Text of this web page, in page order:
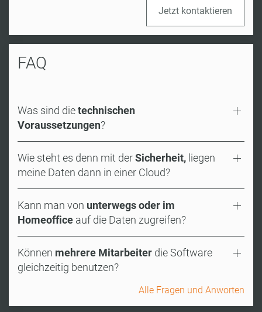
Jetzt kontaktieren
FAQ
Was sind dietechnischen
Voraussetzungen?
Wie steht es denn mit derSicherheit, liegen
meine Daten dann in einer Cloud?
Kann man von unterwegs oder im
Homeoffice auf die Daten zugreifen?
Können mehrere Mitarbeiter die Software
gleichzeitig benutzen?
Alle Fragen und Anworten